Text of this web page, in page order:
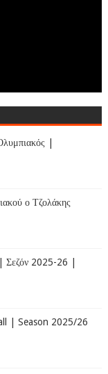
|
ο Τζολάκης
Σεζόν 2025-26 |
| Season 2025/26